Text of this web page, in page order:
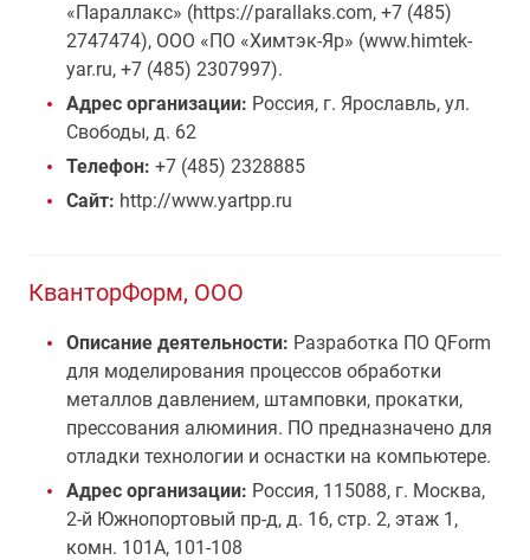
«Параллакс» (https://parallaks.com, +7 (485)
2747474), ООО «ПО «Химтэк-Яр» (www.himtek-
yar.ru, +7 (485) 2307997).
Адрес организации: Россия, г. Ярославль, ул.
Свободы, д. 62
Телефон: +7 (485) 2328885
Сайт: http://www.yartpp.ru
КванторФорм, ООО
Описание деятельности: Разработка ПО QForm
для моделирования процессов обработки
металлов давлением, штамповки, прокатки,
прессования алюминия. ПО предназначено для
отладки технологии и оснастки на компьютере.
Адрес организации: Россия, 115088, г. Москва,
2-й Южнопортовый пр-д, д. 16, стр. 2, этаж 1,
комн. 101А, 101-108